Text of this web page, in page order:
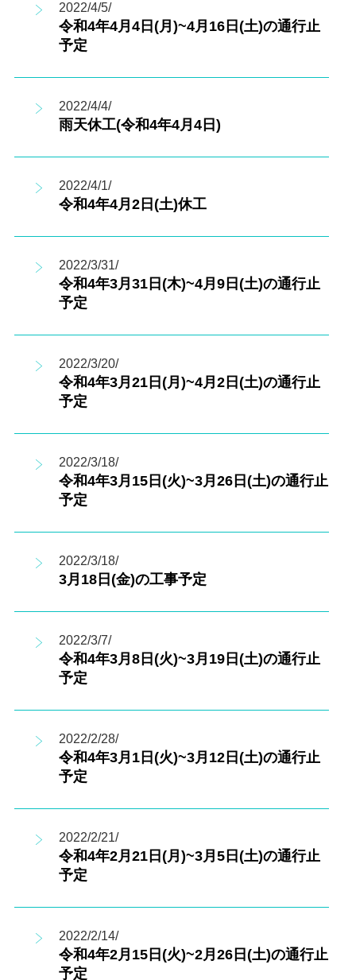
2022/4/5/
令和4年4月4日(月)~4月16日(土)の通行止
予定
2022/4/4/
雨天休工(令和4年4月4日)
2022/4/1/
令和4年4月2日(土)休工
2022/3/31/
令和4年3月31日(木)~4月9日(土)の通行止
予定
2022/3/20/
令和4年3月21日(月)~4月2日(土)の通行止
予定
2022/3/18/
令和4年3月15日(火)~3月26日(土)の通行止
予定
2022/3/18/
3月18日(金)の工事予定
2022/3/7/
令和4年3月8日(火)~3月19日(土)の通行止
予定
2022/2/28/
令和4年3月1日(火)~3月12日(土)の通行止
予定
2022/2/21/
令和4年2月21日(月)~3月5日(土)の通行止
予定
2022/2/14/
令和4年2月15日(火)~2月26日(土)の通行止
予定